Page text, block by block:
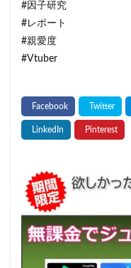
#因子研究
#レポート
#親愛度
#Vtuber